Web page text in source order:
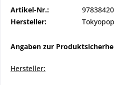
Artikel-Nr.:
Hersteller:
Tokyopop
Angaben zur
Hersteller: